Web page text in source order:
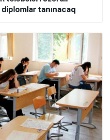
tanınacaq